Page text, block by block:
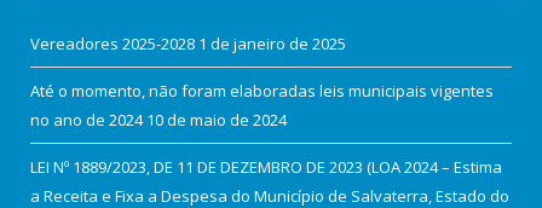
Vereadores 2025-2028 1 de janeiro de 2025
Até o momento, não foram elaboradas leis municipais vigentes
no ano de 2024 10 de maio de 2024
LEI Nº 1889/2023, DE 11 DE DEZEMBRO DE 2023 (LOA 2024 – Estima
a Receita e Fixa a Despesa do Município de Salvaterra, Estado do